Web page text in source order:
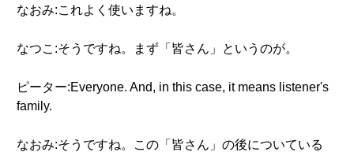
なおみ:これよく使いますね。
なつこ:そうですね。まず「皆さん」というのが。
ピーター:Everyone. And, in this case, it means listener's
family.
なおみ:そうですね。この「皆さん」の後についている